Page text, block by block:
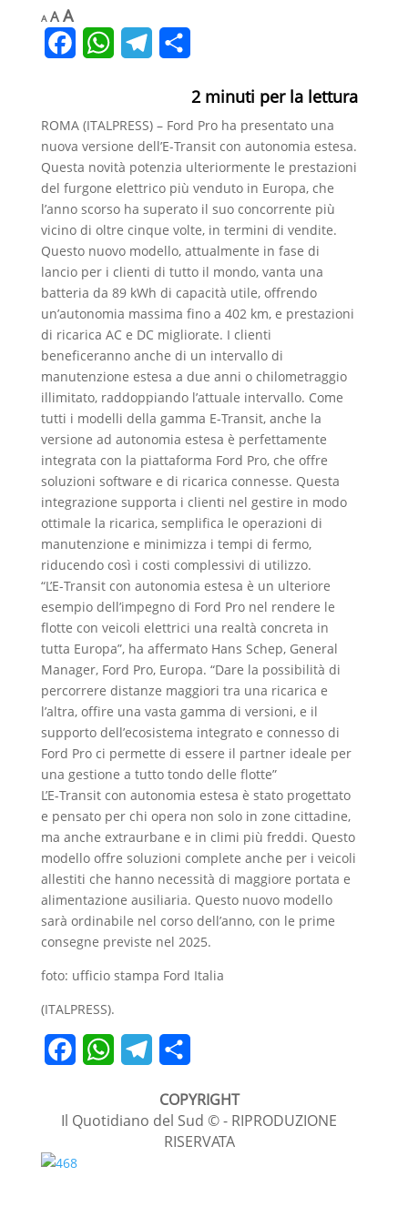
A
Decrease
font
size.
AReset
font
size.
AIncrease
font
size.
e
b
o
o
k
W
t
s
A
p
p
e
g
r
a
m
n
d
i
v
i
d
i
2 minuti per la lettura
ROMA (ITALPRESS) – Ford Pro ha presentato una
nuova versione dell’E-Transit con autonomia estesa.
Questa novità potenzia ulteriormente le prestazioni
del furgone elettrico più venduto in Europa, che
l’anno scorso ha superato il suo concorrente più
vicino di oltre cinque volte, in termini di vendite.
Questo nuovo modello, attualmente in fase di
lancio per i clienti di tutto il mondo, vanta una
batteria da 89 kWh di capacità utile, offrendo
un’autonomia massima fino a 402 km, e prestazioni
di ricarica AC e DC migliorate. I clienti
beneficeranno anche di un intervallo di
manutenzione estesa a due anni o chilometraggio
illimitato, raddoppiando l’attuale intervallo. Come
tutti i modelli della gamma E-Transit, anche la
versione ad autonomia estesa è perfettamente
integrata con la piattaforma Ford Pro, che offre
soluzioni software e di ricarica connesse. Questa
integrazione supporta i clienti nel gestire in modo
ottimale la ricarica, semplifica le operazioni di
manutenzione e minimizza i tempi di fermo,
riducendo così i costi complessivi di utilizzo.
“L’E-Transit con autonomia estesa è un ulteriore
esempio dell’impegno di Ford Pro nel rendere le
flotte con veicoli elettrici una realtà concreta in
tutta Europa”, ha affermato Hans Schep, General
Manager, Ford Pro, Europa. “Dare la possibilità di
percorrere distanze maggiori tra una ricarica e
l’altra, offire una vasta gamma di versioni, e il
supporto dell’ecosistema integrato e connesso di
Ford Pro ci permette di essere il partner ideale per
una gestione a tutto tondo delle flotte”
L’E-Transit con autonomia estesa è stato progettato
e pensato per chi opera non solo in zone cittadine,
ma anche extraurbane e in climi più freddi. Questo
modello offre soluzioni complete anche per i veicoli
allestiti che hanno necessità di maggiore portata e
alimentazione ausiliaria. Questo nuovo modello
sarà ordinabile nel corso dell’anno, con le prime
consegne previste nel 2025.
foto: ufficio stampa Ford Italia
(ITALPRESS).
c
b
W
a
n
d
COPYRIGHT
Il Quotidiano del Sud © - RIPRODUZIONE
RISERVATA